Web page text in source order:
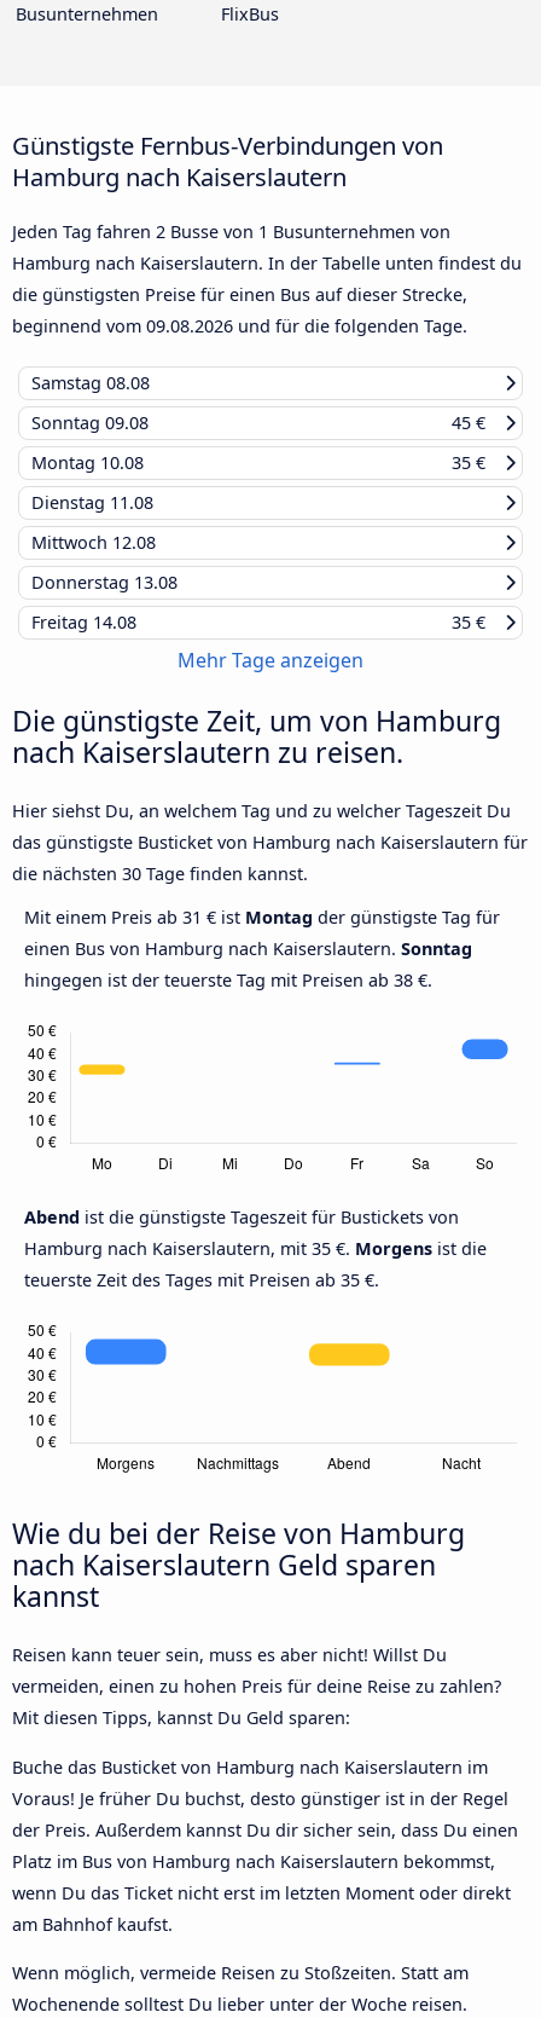
Busunternehmen FlixBus
Günstigste Fernbus-Verbindungen von
Hamburg nach Kaiserslautern
Jeden Tag fahren 2 Busse von 1 Busunternehmen von
Hamburg nach Kaiserslautern. In der Tabelle unten findest du
die günstigsten Preise für einen Bus auf dieser Strecke,
beginnend vom 09.08.2026 und für die folgenden Tage.
Samstag 08.08
Sonntag 09.08
45 €
Montag 10.08
35 €
Dienstag 11.08
Mittwoch 12.08
Donnerstag 13.08
Freitag 14.08 35 €
Mehr Tage anzeigen
Die günstigste Zeit, um von Hamburg
nach Kaiserslautern zu reisen.
Hier siehst Du, an welchem Tag und zu welcher Tageszeit Du
das günstigste Busticket von Hamburg nach Kaiserslautern für
die nächsten 30 Tage finden kannst.
Mit einem Preis ab 31 € ist Montag der günstigste Tag für
einen Bus von Hamburg nach Kaiserslautern. Sonntag
hingegen ist der teuerste Tag mit Preisen ab 38 €.
Abend ist die günstigste Tageszeit für Bustickets von
Hamburg nach Kaiserslautern, mit 35 €. Morgens ist die
teuerste Zeit des Tages mit Preisen ab 35 €.
Wie du bei der Reise von Hamburg
nach Kaiserslautern Geld sparen
kannst
Reisen kann teuer sein, muss es aber nicht! Willst Du
vermeiden, einen zu hohen Preis für deine Reise zu zahlen?
Mit diesen Tipps, kannst Du Geld sparen:
Buche das Busticket von Hamburg nach Kaiserslautern im
Voraus! Je früher Du buchst, desto günstiger ist in der Regel
der Preis. Außerdem kannst Du dir sicher sein, dass Du einen
Platz im Bus von Hamburg nach Kaiserslautern bekommst,
wenn Du das Ticket nicht erst im letzten Moment oder direkt
am Bahnhof kaufst.
Wenn möglich, vermeide Reisen zu Stoßzeiten. Statt am
Wochenende solltest Du lieber unter der Woche reisen.